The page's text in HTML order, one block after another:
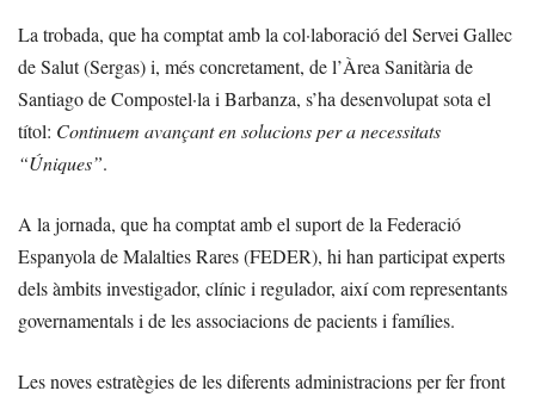
La trobada, que ha comptat amb la col·laboració del Servei Gallec
de Salut (Sergas) i, més concretament, de l’Àrea Sanitària de
Santiago de Compostel·la i Barbanza, s’ha desenvolupat sota el
títol: Continuem avançant en solucions per a necessitats
“Úniques”.
A la jornada, que ha comptat amb el suport de la Federació
Espanyola de Malalties Rares (FEDER), hi han participat experts
dels àmbits investigador, clínic i regulador, així com representants
governamentals i de les associacions de pacients i famílies.
Les noves estratègies de les diferents administracions per fer front